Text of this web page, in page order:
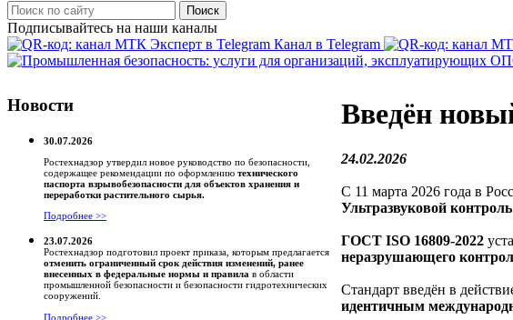
Поиск
Подписывайтесь на наши каналы
Канал в Telegram
Новости
30.07.2026
Ростехнадзор утвердил новое руководство по безопасности,
содержащее рекомендации по оформлению технического
паспорта взрывобезопасности для объектов хранения и
переработки растительного сырья.
Подробнее >>
23.07.2026
Ростехнадзор подготовил проект приказа, которым предлагается
отменить ограниченный срок действия изменений, ранее
внесенных в федеральные нормы и правила в области
промышленной безопасности и безопасности гидротехнических
сооружений.
Подробнее >>
Введён
24.02.2026
С 11 марта 2026 года в
Ультразвуковой
ГОСТ ISO 16809-2022
неразрушающего
Стандарт введён в
идентичным